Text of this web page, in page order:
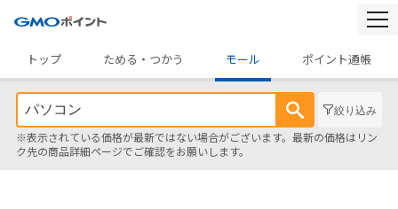
トップ
ためる・つかう モール ポイント通帳
絞り込み
※表示されている価格が最新ではない場合がございます。最新の価格はリン
ク先の商品詳細ページでご確認をお願いします。